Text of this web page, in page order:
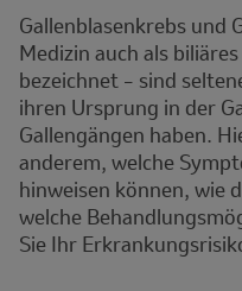
Affiliation
Gallenblasenkrebs und
Medizin auch als
bezeichnet – sind
ihren Ursprung in der
Gallengängen haben.
anderem, welche
hinweisen können, wie
welche
Sie Ihr